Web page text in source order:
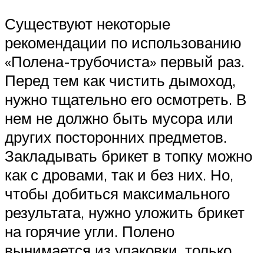
Существуют некоторые
рекомендации по использованию
«Полена-трубочиста» первый раз.
Перед тем как чистить дымоход,
нужно тщательно его осмотреть. В
нем не должно быть мусора или
других посторонних предметов.
Закладывать брикет в топку можно
как с дровами, так и без них. Но,
чтобы добиться максимального
результата, нужно уложить брикет
на горячие угли. Полено